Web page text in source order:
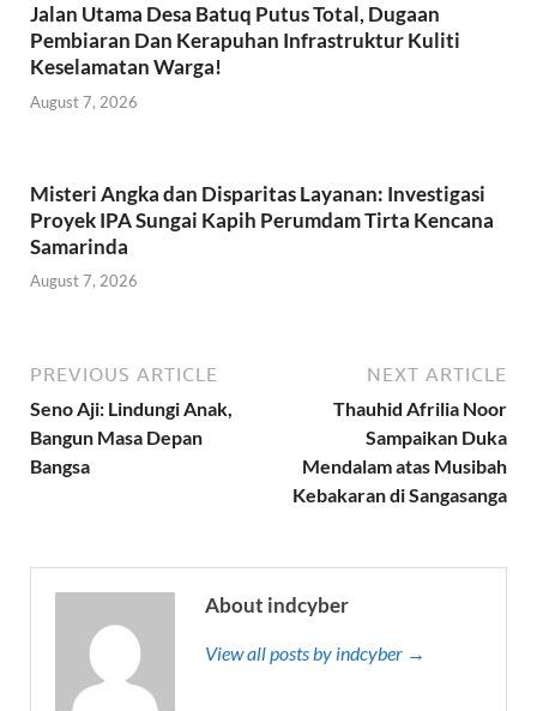
Jalan Utama Desa Batuq Putus Total, Dugaan
Pembiaran Dan Kerapuhan Infrastruktur Kuliti
Keselamatan Warga!
August 7, 2026
Misteri Angka dan Disparitas Layanan: Investigasi
Proyek IPA Sungai Kapih Perumdam Tirta Kencana
Samarinda
August 7, 2026
PREVIOUS ARTICLE
Seno Aji: Lindungi Anak,
Bangun Masa Depan
Bangsa
NEXT ARTICLE
Thauhid Afrilia Noor
Sampaikan Duka
Mendalam atas Musibah
Kebakaran di Sangasanga
About indcyber
View all posts by indcyber →